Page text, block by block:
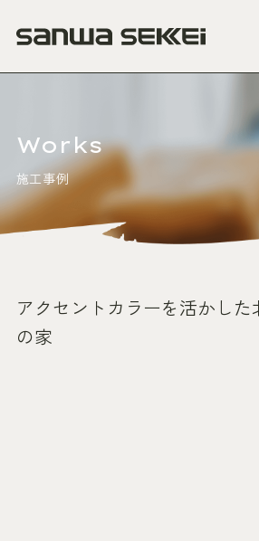
Works
施工事例
アクセントカラーを活かした
の家